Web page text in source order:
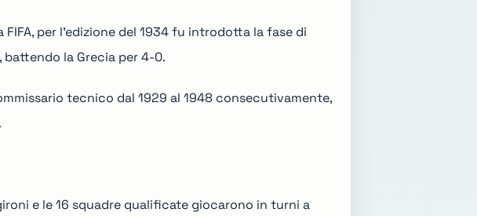
per l'edizione del 1934 fu introdotta la fase di
la Grecia per 4-0.
tecnico dal 1929 al 1948 consecutivamente,
e le 16 squadre qualificate giocarono in turni a